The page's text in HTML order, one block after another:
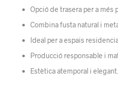
Opció de trasera per a més
Combina fusta natural i
Ideal per a espais
Producció responsable i
Estètica atemporal i elegant.